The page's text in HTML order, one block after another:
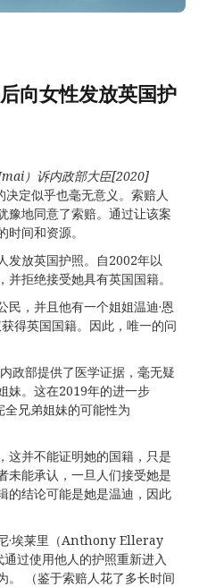
向女性发放英国护
）诉内政部大臣[2020]
决定似乎也毫无意义。索赔人
豫地同意了索赔。通过让该案
间和资源。
发放英国护照。自2002年以
拒绝接受她具有英国国籍。
，并且他有一个姐姐温迪·恩
得英国国籍。因此，唯一的问
政部提供了医学证据，毫无疑
妹。这在2019年的进一步
兄弟姐妹的可能性为
这并不能证明她的国籍，只是
未能承认，一旦人们接受她是
的结论可能是她是温迪，因此
·埃莱里（Anthony Elleray
过使用他人的护照重新进入
。 （鉴于索赔人花了多长时间